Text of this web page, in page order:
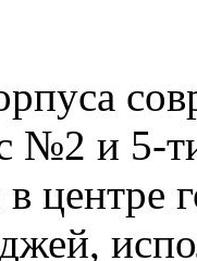
№2 и 5-
центре